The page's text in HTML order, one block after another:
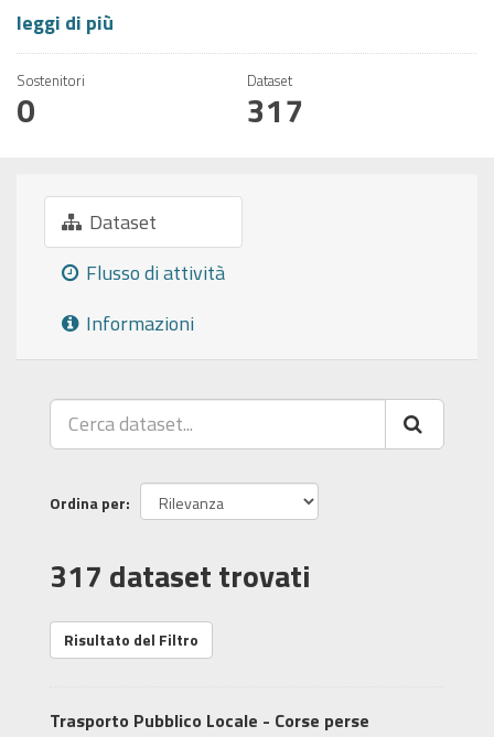
leggi di più
Sostenitori
0
Dataset
317
Dataset
Flusso di attività
Informazioni
Ordina per
317 dataset trovati
Risultato del Filtro
Trasporto Pubblico Locale - Corse perse